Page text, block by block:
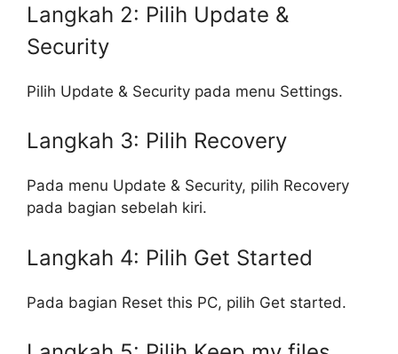
Langkah 2: Pilih Update &
Security
Pilih Update & Security pada menu Settings.
Langkah 3: Pilih Recovery
Pada menu Update & Security, pilih Recovery
pada bagian sebelah kiri.
Langkah 4: Pilih Get Started
Pada bagian Reset this PC, pilih Get started.